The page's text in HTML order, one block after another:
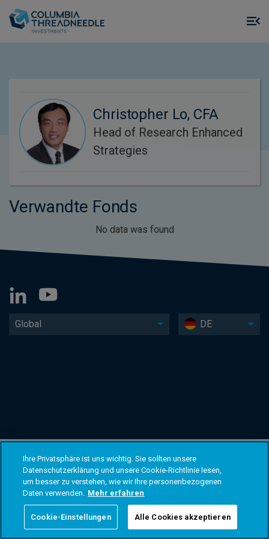
Christopher Lo, CFA
Head of Research Enhanced
Strategies
Verwandte Fonds
No data was found
Global DE
Ihre Privatsphäre ist uns wichtig. Sie sollten unsere
Datenschutzerklärung und unsere Cookie-Richtlinie lesen,
um besser zu verstehen, wie wir Ihre personenbezogenen
Daten verwenden. Mehr erfahren
Cookie-Einstellungen Alle Cookies akzeptieren